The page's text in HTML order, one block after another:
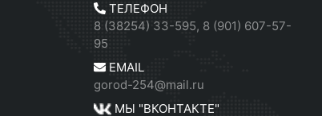
ТЕЛЕФОН
8 (38254) 33-595, 8 (901) 607-57-
95
EMAIL
gorod-254@mail.ru
МЫ "ВКОНТАКТЕ"